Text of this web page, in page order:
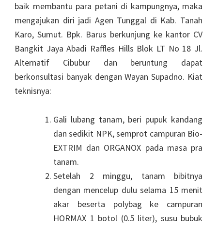
baik membantu para petani di kampungnya, maka
mengajukan diri jadi Agen Tunggal di Kab. Tanah
Karo, Sumut. Bpk. Barus berkunjung ke kantor CV
Bangkit Jaya Abadi Raffles Hills Blok LT No 18 Jl.
Alternatif Cibubur dan beruntung dapat
berkonsultasi banyak dengan Wayan Supadno. Kiat
teknisnya:
Gali lubang tanam, beri pupuk kandang
dan sedikit NPK, semprot campuran Bio-
EXTRIM dan ORGANOX pada masa pra
tanam.
Setelah 2 minggu, tanam bibitnya
dengan mencelup dulu selama 15 menit
akar beserta polybag ke campuran
HORMAX 1 botol (0.5 liter), susu bubuk